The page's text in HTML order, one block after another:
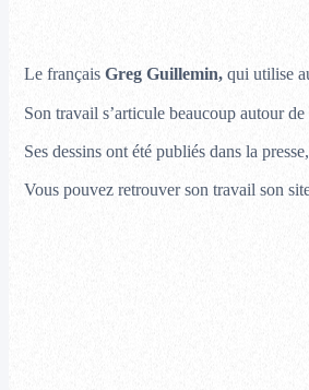
Le françaisGreg Guillemin, qui utilise
Son travail s’articule beaucoup autour
Ses dessins ont été publiés dans la
Vous pouvez retrouver son travail son